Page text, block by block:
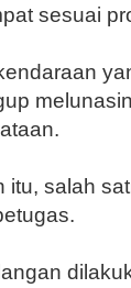
sesuai
itu, salah